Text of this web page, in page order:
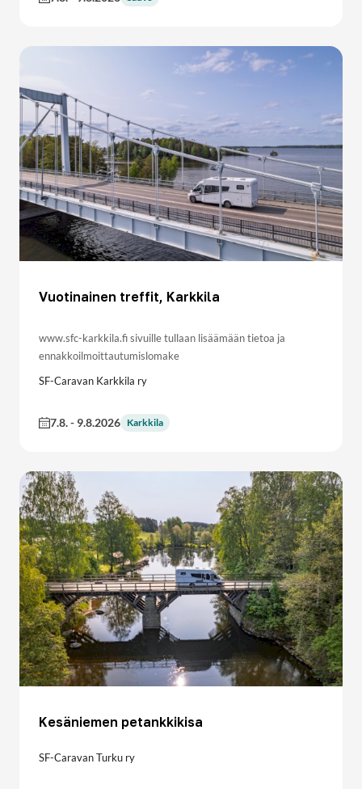
Vuotinainen treffit, Karkkila
www.sfc-karkkila.fi sivuille tullaan lisäämään tietoa ja
ennakkoilmoittautumislomake
SF-Caravan Karkkila ry
7.8.- 9.8.2026 Karkkila
Kesäniemen petankkikisa
SF-Caravan Turku ry